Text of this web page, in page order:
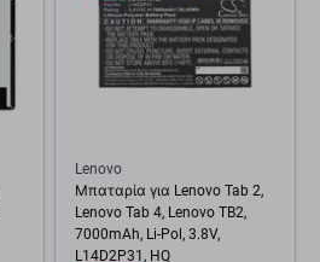
Lenovo
Μπαταρία για Lenovo Tab 2,
Lenovo Tab 4, Lenovo TB2,
7000mAh, Li-Pol, 3.8V,
L14D2P31, HQ